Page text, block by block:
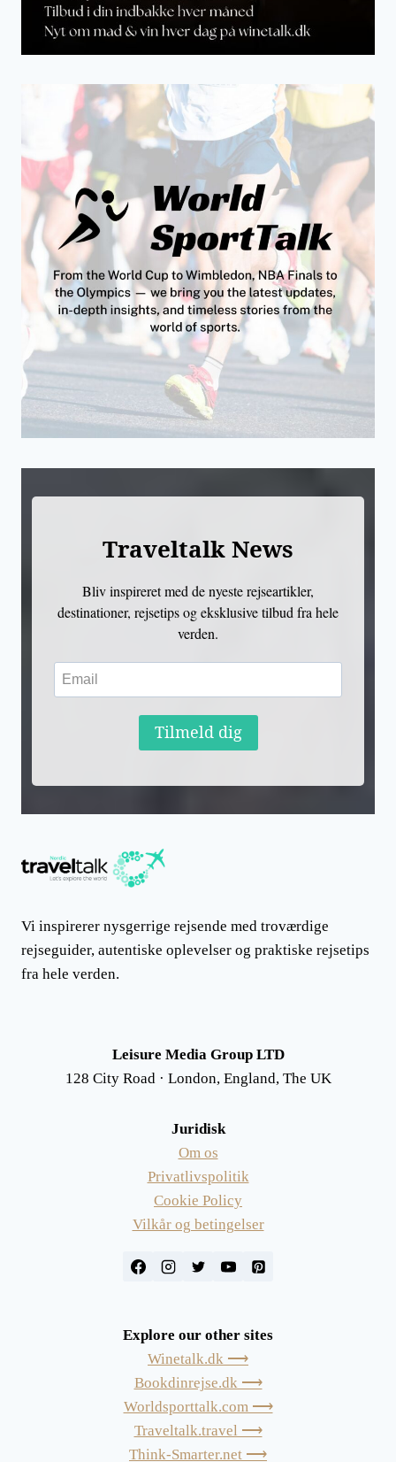
Traveltalk News
Bliv inspireret med de nyeste rejseartikler,
destinationer, rejsetips og eksklusive tilbud fra hele
verden.
Tilmeld dig
Vi inspirerer nysgerrige rejsende med troværdige
rejseguider, autentiske oplevelser og praktiske rejsetips
fra hele verden.
Leisure Media Group LTD
128 City Road · London, England, The UK
Juridisk
Om os
Privatlivspolitik
Cookie Policy
Vilkår og betingelser
Explore our other sites
Winetalk.dk ⟶
Bookdinrejse.dk ⟶
Worldsporttalk.com ⟶
Traveltalk.travel ⟶
Think-Smarter.net ⟶